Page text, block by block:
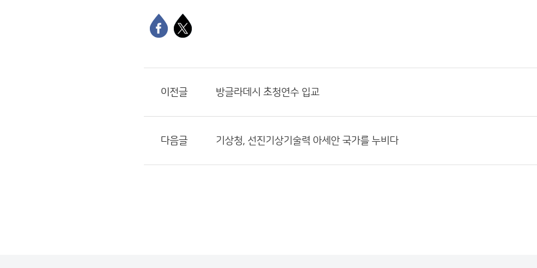
이전글 방글라데시 초청연수 입교
다음글 기상청, 선진기상기술력 아세안 국가를 누비다